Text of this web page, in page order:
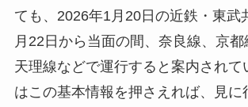
ても、2026年1月20日の近鉄・東武
月22日から当面の間、奈良線、京都
天理線などで運行すると案内されて
はこの基本情報を押さえれば、見に